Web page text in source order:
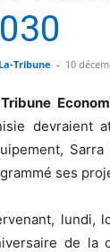
La-Tribune - 10
devraient
ses
lundi,
de la